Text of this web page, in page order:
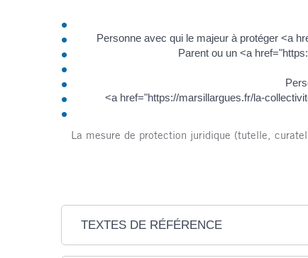
Personne avec qui le majeur à protéger <a
Parent ou un <a
<a href="https://marsillargues.fr/la-
La mesure de protection juridique (tutelle,
TEXTES DE RÉFÉRENCE